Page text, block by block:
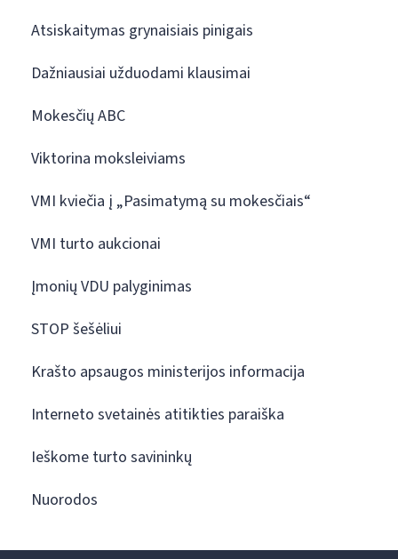
Atsiskaitymas grynaisiais pinigais
Dažniausiai užduodami klausimai
Mokesčių ABC
Viktorina moksleiviams
VMI kviečia į „Pasimatymą su mokesčiais“
VMI turto aukcionai
Įmonių VDU palyginimas
STOP šešėliui
Krašto apsaugos ministerijos informacija
Interneto svetainės atitikties paraiška
Ieškome turto savininkų
Nuorodos